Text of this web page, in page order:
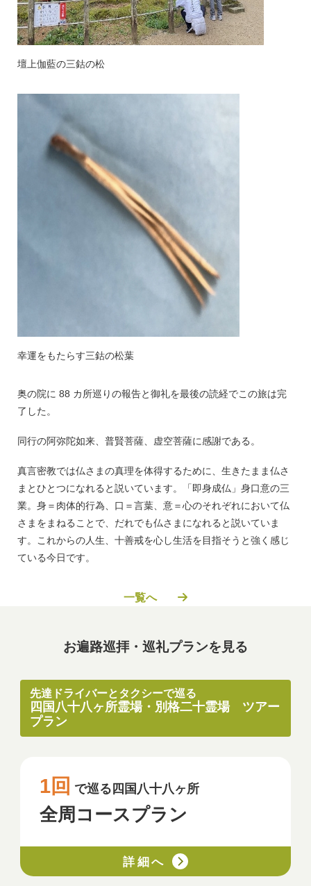
壇上伽藍の三鈷の松
幸運をもたらす三鈷の松葉
奥の院に 88 カ所巡りの報告と御礼を最後の読経でこの旅は完
了した。
同行の阿弥陀如来、普賢菩薩、虚空菩薩に感謝である。
真言密教では仏さまの真理を体得するために、生きたまま仏さ
まとひとつになれると説いています。「即身成仏」身口意の三
業。身＝肉体的行為、口＝言葉、意＝心のそれぞれにおいて仏
さまをまねることで、だれでも仏さまになれると説いていま
す。これからの人生、十善戒を心し生活を目指そうと強く感じ
ている今日です。
一覧へ
お遍路巡拝・巡礼プランを見る
先達ドライバーとタクシーで巡る
四国八十八ヶ所霊場・別格二十霊場 ツアー
プラン
1回 で巡る四国八十八ヶ所
全周コースプラン
詳細へ